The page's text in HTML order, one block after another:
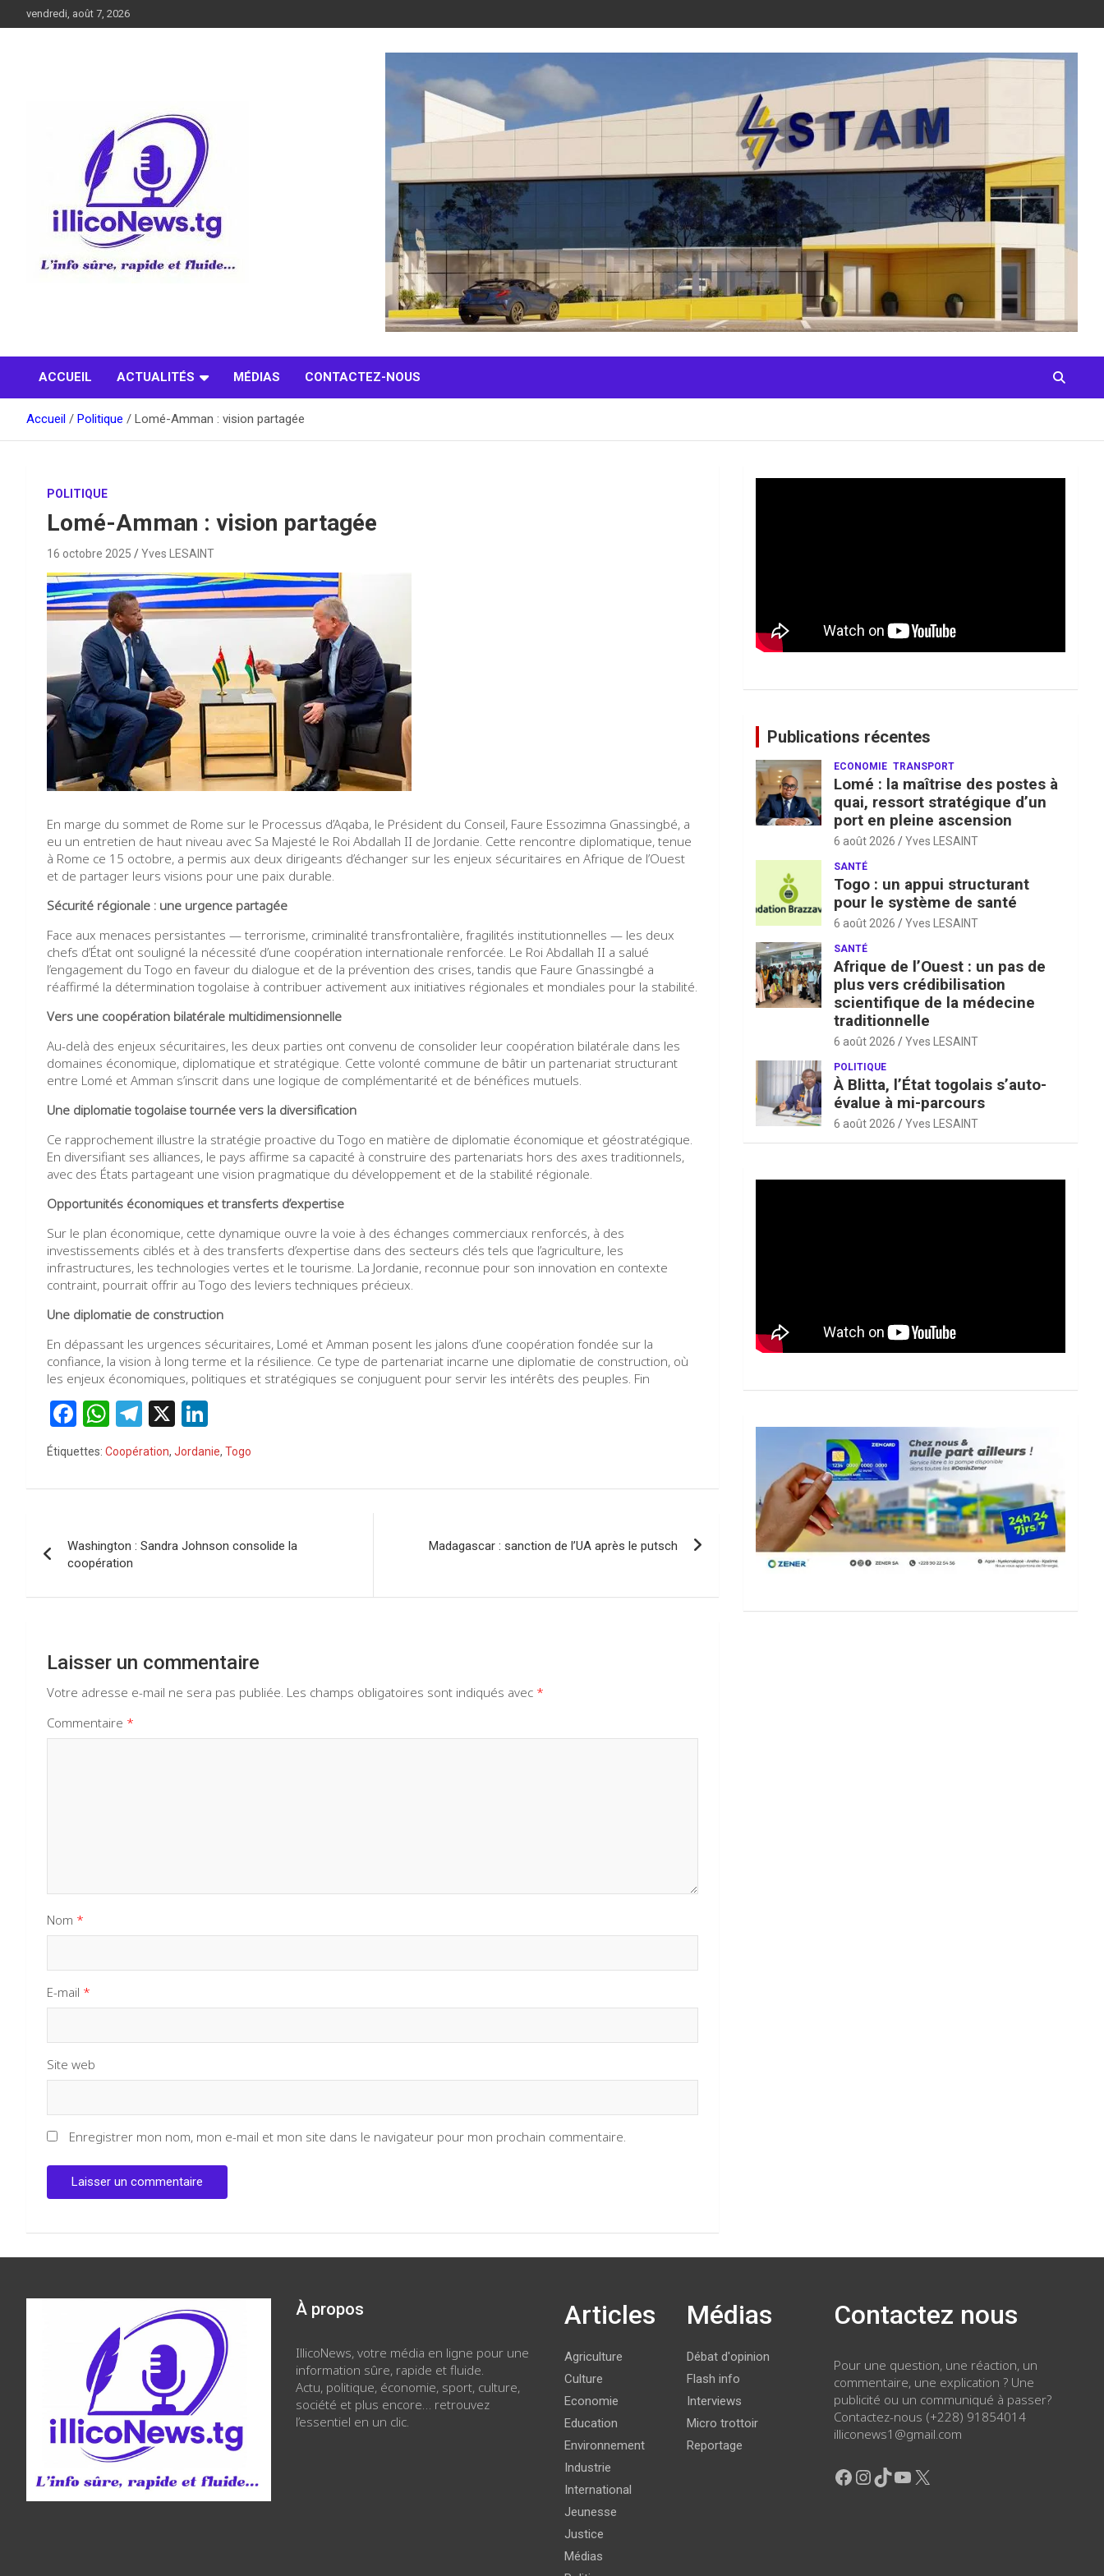
au
vendredi, août 7, 2026
ACCUEIL ACTUALITÉS MÉDIAS CONTACTEZ-NOUS
Accueil Politique Lomé-Amman : vision partagée
POLITIQUE
Lomé-Amman : vision partagée
16 octobre 2025 Yves LESAINT
En marge du sommet de Rome sur le Processus d’Aqaba, le Président du Conseil, Faure Essozimna Gnassingbé, a
eu un entretien de haut niveau avec Sa Majesté le Roi Abdallah II de Jordanie. Cette rencontre diplomatique, tenue
à Rome ce 15 octobre, a permis aux deux dirigeants d’échanger sur les enjeux sécuritaires en Afrique de l’Ouest
et de partager leurs visions pour une paix durable.
Sécurité régionale : une urgence partagée
Face aux menaces persistantes — terrorisme, criminalité transfrontalière, fragilités institutionnelles — les deux
chefs d’État ont souligné la nécessité d’une coopération internationale renforcée. Le Roi Abdallah II a salué
l’engagement du Togo en faveur du dialogue et de la prévention des crises, tandis que Faure Gnassingbé a
réaffirmé la détermination togolaise à contribuer activement aux initiatives régionales et mondiales pour la stabilité.
Vers une coopération bilatérale multidimensionnelle
Au-delà des enjeux sécuritaires, les deux parties ont convenu de consolider leur coopération bilatérale dans les
domaines économique, diplomatique et stratégique. Cette volonté commune de bâtir un partenariat structurant
entre Lomé et Amman s’inscrit dans une logique de complémentarité et de bénéfices mutuels.
Une diplomatie togolaise tournée vers la diversification
Ce rapprochement illustre la stratégie proactive du Togo en matière de diplomatie économique et géostratégique.
En diversifiant ses alliances, le pays affirme sa capacité à construire des partenariats hors des axes traditionnels,
avec des États partageant une vision pragmatique du développement et de la stabilité régionale.
Opportunités économiques et transferts d’expertise
Sur le plan économique, cette dynamique ouvre la voie à des échanges commerciaux renforcés, à des
investissements ciblés et à des transferts d’expertise dans des secteurs clés tels que l’agriculture, les
infrastructures, les technologies vertes et le tourisme. La Jordanie, reconnue pour son innovation en contexte
contraint, pourrait offrir au Togo des leviers techniques précieux.
Une diplomatie de construction
En dépassant les urgences sécuritaires, Lomé et Amman posent les jalons d’une coopération fondée sur la
confiance, la vision à long terme et la résilience. Ce type de partenariat incarne une diplomatie de construction, où
les enjeux économiques, politiques et stratégiques se conjuguent pour servir les intérêts des peuples. Fin
F
a
ce
b
o
k
W
h
at
s
p
p
T
el
e
gr
m
X
n
ke
dI
Étiquettes: Coopération, Jordanie, Togo
de
l’article
Washington : Sandra Johnson consolide la
coopération
Madagascar : sanction de l’UA après le putsch
Laisser un commentaire
Votre adresse e-mail ne sera pas publiée. Les champs obligatoires sont indiqués avec *
Commentaire *
Nom *
E-mail *
Site web
Enregistrer mon nom, mon e-mail et mon site dans le navigateur pour mon prochain commentaire.
Publications récentes
ECONOMIE TRANSPORT
Lomé : la maîtrise des postes à
quai, ressort stratégique d’un
port en pleine ascension
6 août 2026 Yves LESAINT
SANTÉ
Togo : un appui structurant
pour le système de santé
6 août 2026 Yves LESAINT
SANTÉ
Afrique de l’Ouest : un pas de
plus vers crédibilisation
scientifique de la médecine
traditionnelle
6 août 2026 Yves LESAINT
POLITIQUE
À Blitta, l’État togolais s’auto-
évalue à mi-parcours
6 août 2026 Yves LESAINT
À propos
IllicoNews, votre média en ligne pour une
information sûre, rapide et fluide.
Actu, politique, économie, sport, culture,
société et plus encore… retrouvez
l’essentiel en un clic.
Articles
Agriculture
Culture
Economie
Education
Environnement
Industrie
International
Jeunesse
Justice
Médias
Médias
Débat d'opinion
Flash info
Interviews
Micro trottoir
Reportage
Contactez nous
Pour une question, une réaction, un
commentaire, une explication ? Une
publicité ou un communiqué à passer?
Contactez-nous (+228) 91854014
illiconews1@gmail.com
Facebook
Instagram
TikTok
YouTube
X